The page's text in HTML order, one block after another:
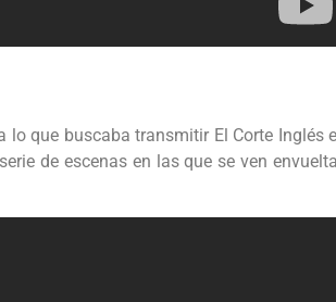
lo que buscaba transmitir El Corte Inglés
de escenas en las que se ven